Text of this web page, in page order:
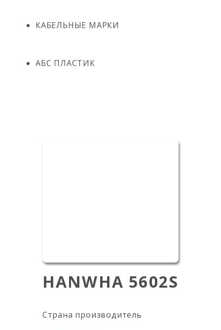
КАБЕЛЬНЫЕ МАРКИ
АБС ПЛАСТИК
HANWHA 5602S
Страна производитель